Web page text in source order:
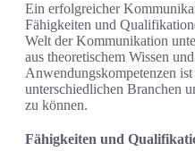
Ein erfolgreicher
Fähigkeiten und
Welt der Kommunikation
aus theoretischem Wissen
Anwendungskompetenzen
unterschiedlichen Branchen
zu können.
Fähigkeiten und